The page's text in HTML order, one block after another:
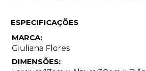
ESPECIFICAÇÕES
MARCA:
Giuliana Flores
DIMENSÕES: